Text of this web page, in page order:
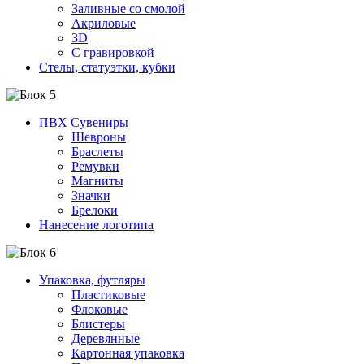
Заливные со смолой
Акриловые
3D
C гравировкой
Стелы, статуэтки, кубки
ПВХ Сувениры
Шевроны
Браслеты
Ремувки
Магниты
Значки
Брелоки
Нанесение логотипа
Упаковка, футляры
Пластиковые
Флоковые
Блистеры
Деревянные
Картонная упаковка